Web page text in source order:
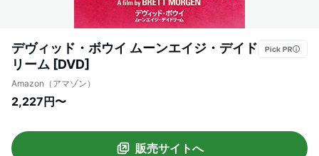
デヴィッド・ボウイ ムーンエイジ・デイド
リーム [DVD]
Amazon（アマゾン）
2,227円〜
販売サイトへ